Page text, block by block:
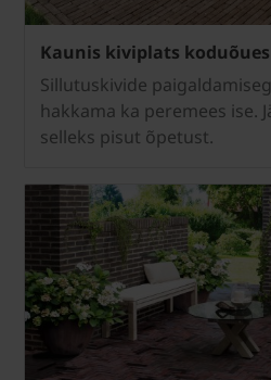
Kaunis kiviplats koduõues
Sillutuskivide
hakkama ka peremees ise.
selleks pisut õpetust.